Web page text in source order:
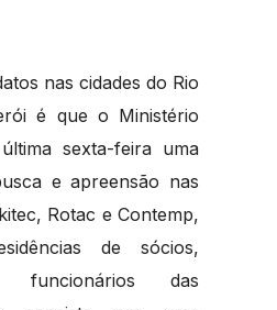
nas cidades do Rio
é que o Ministério
sexta-feira uma
e apreensão nas
Rotac e Contemp,
de sócios,
funcionários das